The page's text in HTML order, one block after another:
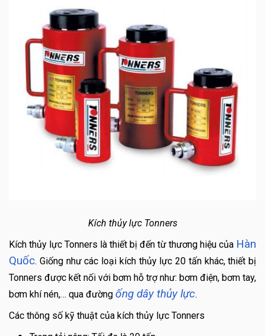
Kích thủy lực Tonners
Kích thủy lực Tonners là thiết bị đến từ thương hiệu của Hàn
Quốc. Giống như các loại kích thủy lực 20 tấn khác, thiết bị
Tonners được kết nối với bơm hỗ trợ như: bơm điện, bơm tay,
bơm khí nén,… qua đường ống dây thủy lực.
Các thông số kỹ thuật của kích thủy lực Tonners